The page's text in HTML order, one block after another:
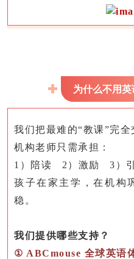
为什么不用
我们把最难的“教课”完全
机构老师只需承担：
1）陪读 2）激励 3）
孩子在家主学，在机构
稳。
我们提供哪些支持？
① ABCmouse 全球英语